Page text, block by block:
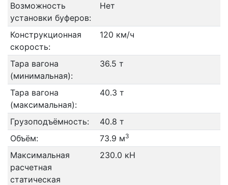
Возможность
установки буферов:
Нет
Конструкционная
скорость:
120 км/ч
Тара вагона
(минимальная):
36.5 т
Тара вагона
(максимальная):
40.3 т
Грузоподъёмность:
40.8 т
Объём:
73.9 м3
Максимальная
расчетная
статическая
230.0 кН